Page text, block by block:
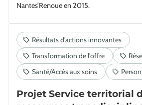
Nantes’Renoue en 2015.
Projet Service territorial